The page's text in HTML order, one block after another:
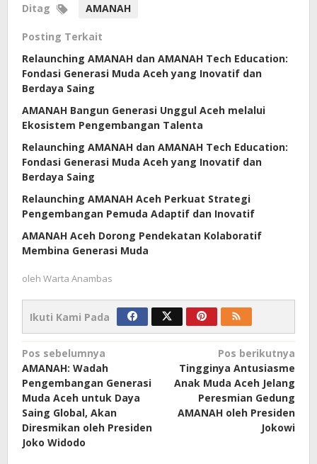
Ditag AMANAH
Posting Terkait
Relaunching AMANAH dan AMANAH Tech Education:
Fondasi Generasi Muda Aceh yang Inovatif dan
Berdaya Saing
AMANAH Bangun Generasi Unggul Aceh melalui
Ekosistem Pengembangan Talenta
Relaunching AMANAH dan AMANAH Tech Education:
Fondasi Generasi Muda Aceh yang Inovatif dan
Berdaya Saing
Relaunching AMANAH Aceh Perkuat Strategi
Pengembangan Pemuda Adaptif dan Inovatif
AMANAH Aceh Dorong Pendekatan Kolaboratif
Membina Generasi Muda
oleh Warta Anambas
Ikuti Kami Pada
Navigasi
pos
Pos sebelumnya
AMANAH: Wadah
Pengembangan Generasi
Muda Aceh untuk Daya
Saing Global, Akan
Diresmikan oleh Presiden
Joko Widodo
Pos berikutnya
Tingginya Antusiasme
Anak Muda Aceh Jelang
Peresmian Gedung
AMANAH oleh Presiden
Jokowi